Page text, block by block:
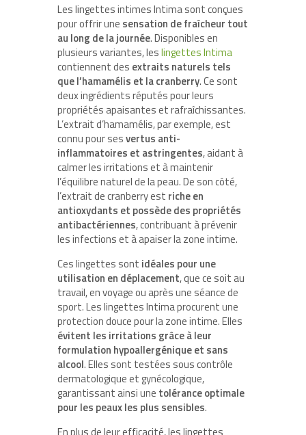
Les lingettes intimes Intima sont conçues
pour offrir une sensation de fraîcheur tout
au long de la journée. Disponibles en
plusieurs variantes, leslingettes Intima
contiennent des extraits naturels tels
que l’hamamélis et la cranberry. Ce sont
deux ingrédients réputés pour leurs
propriétés apaisantes et rafraîchissantes.
L’extrait d’hamamélis, par exemple, est
connu pour sesvertus anti-
inflammatoires et astringentes, aidant à
calmer les irritations et à maintenir
l’équilibre naturel de la peau. De son côté,
l’extrait de cranberry est riche en
antioxydants et possède des propriétés
antibactériennes, contribuant à prévenir
les infections et à apaiser la zone intime.
Ces lingettes sont idéales pour une
utilisation en déplacement, que ce soit au
travail, en voyage ou après une séance de
sport. Les lingettes Intima procurent une
protection douce pour la zone intime. Elles
évitent les irritations grâce à leur
formulation hypoallergénique et sans
alcool. Elles sont testées sous contrôle
dermatologique et gynécologique,
garantissant ainsi une tolérance optimale
pour les peaux les plus sensibles.
En plus de leur efficacité, les lingettes